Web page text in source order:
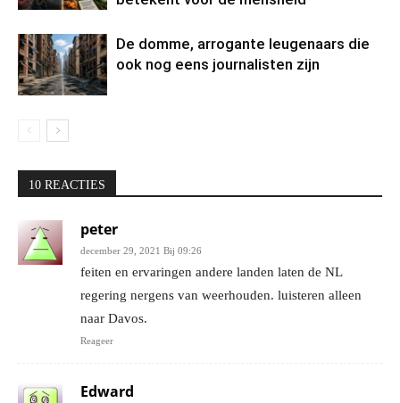
De domme, arrogante leugenaars die
ook nog eens journalisten zijn
10 REACTIES
peter
december 29, 2021 Bij 09:26
feiten en ervaringen andere landen laten de NL
regering nergens van weerhouden. luisteren alleen
naar Davos.
Reageer
Edward